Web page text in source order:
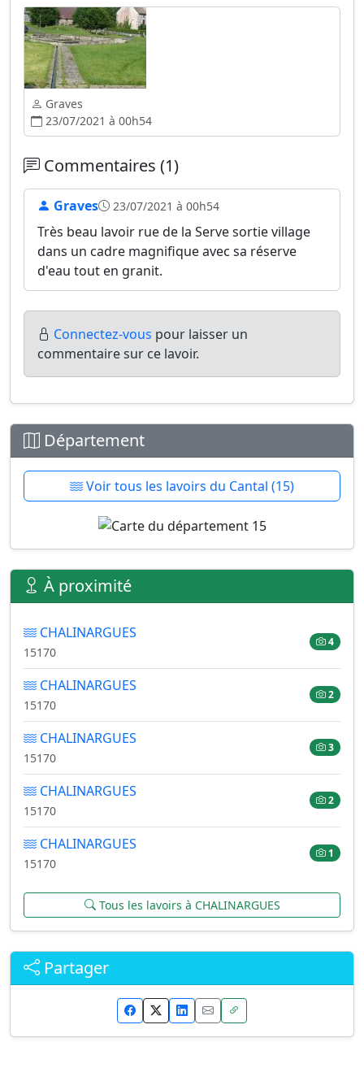
Graves
23/07/2021 à 00h54
Commentaires (1)
Graves 23/07/2021 à 00h54
Très beau lavoir rue de la Serve sortie village
dans un cadre magnifique avec sa réserve
d'eau tout en granit.
Connectez-vous pour laisser un
commentaire sur ce lavoir.
Département
Voir tous les lavoirs du Cantal (15)
À proximité
CHALINARGUES
15170
4
CHALINARGUES
15170
2
CHALINARGUES
15170
3
CHALINARGUES
15170
2
CHALINARGUES
15170
1
Tous les lavoirs à CHALINARGUES
Partager